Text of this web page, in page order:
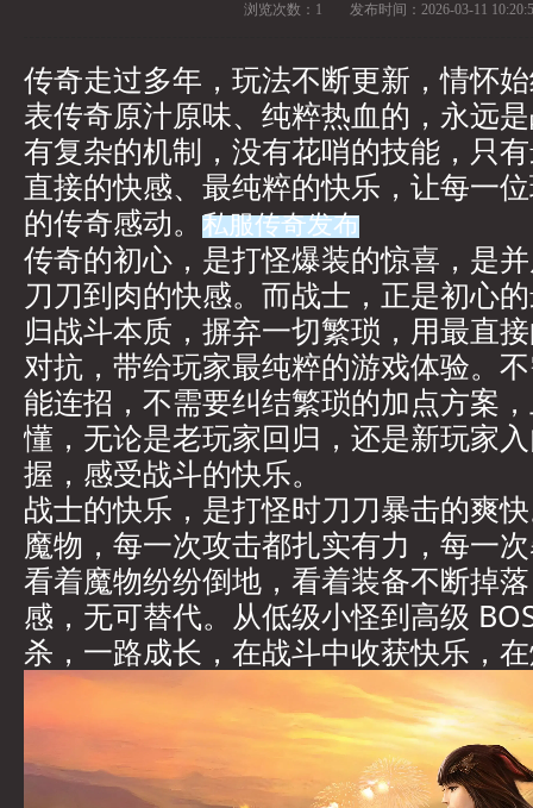
浏览次数： 1 发布时间： 2026-03-11
传奇走过多年，玩法不断更新，情怀
表传奇原汁原味、纯粹热血的，永远
有复杂的机制，没有花哨的技能，只
直接的快感、最纯粹的快乐，让每一
的传奇感动。 私服传奇发布
传奇的初心，是打怪爆装的惊喜，是
刀刀到肉的快感。而战士，正是初心
归战斗本质，摒弃一切繁琐，用最直
对抗，带给玩家最纯粹的游戏体验。
能连招，不需要纠结繁琐的加点方案
懂，无论是老玩家回归，还是新玩家
握，感受战斗的快乐。
战士的快乐，是打怪时刀刀暴击的爽
魔物，每一次攻击都扎实有力，每一
看着魔物纷纷倒地，看着装备不断掉
感，无可替代。从低级小怪到高级
杀，一路成长，在战斗中收获快乐，